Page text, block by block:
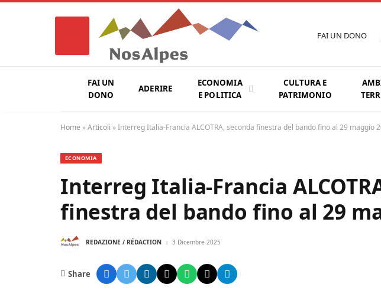
FAI UN DONO
FAI UN
DONO
ADERIRE
ECONOMIA
E POLITICA
CULTURA E
PATRIMONIO
Home »Articoli »Interreg Italia-Francia ALCOTRA, seconda finestra del bando fino al 29 maggio
ECONOMIA
Interreg Italia-Francia
finestra del bando fino al 29
REDAZIONE / RÉDACTION 3 Dicembre 2025
Share